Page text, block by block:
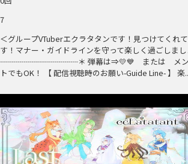
7
＜グループVTuberエクラタタンです！見つけてくれ
す！マナー・ガイドラインを守って楽しく過ごし
┈┈┈┈┈┈┈┈┈┈＊ 弾幕は⇒💛💙 または メンバ
トでもOK！ 【 配信視聴時のお願い-Guide Line- 】 楽